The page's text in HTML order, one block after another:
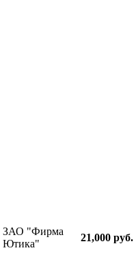
ЗАО "Фирма
Ютика"
21,000 руб.